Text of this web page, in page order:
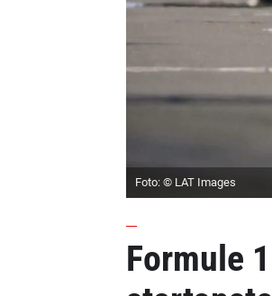
Foto: © LAT Images
Formule